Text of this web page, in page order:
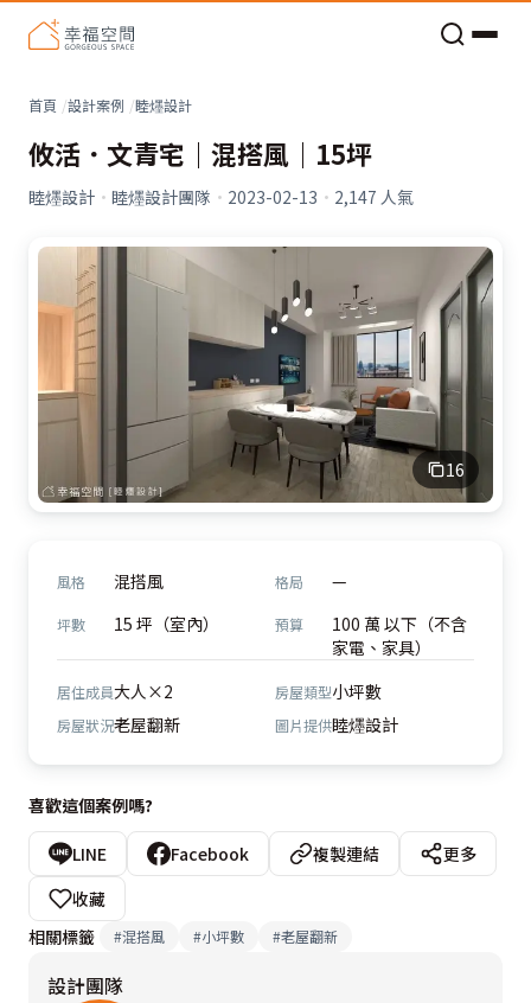
首頁 設計案例 睦爅設計
攸活．文青宅｜混搭風｜15坪
睦爅設計 · 睦爅設計團隊 · 2023-02-13 · 2,147 人氣
16
風格 混搭風 格局 —
坪數 15 坪（室內） 預算
100 萬 以下（不含
家電、家具）
居住成員大人×2 房屋類型小坪數
房屋狀況老屋翻新 圖片提供睦爅設計
喜歡這個案例嗎?
LINE Facebook 複製連結
更多
收藏
相關標籤
#混搭風 #小坪數 #老屋翻新
設計團隊